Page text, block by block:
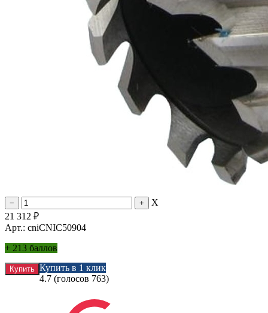
X
21 312 ₽
Арт.: cniCNIC50904
+ 213 баллов
Купить в 1 клик
4.7 (голосов 763)